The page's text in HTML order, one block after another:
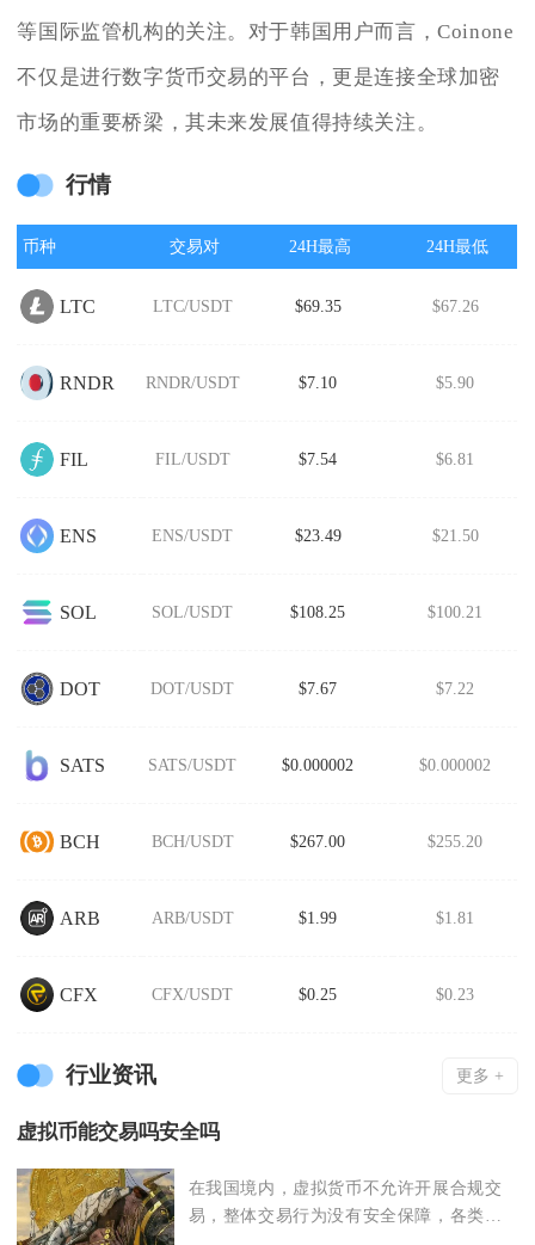
等国际监管机构的关注。对于韩国用户而言，Coinone
不仅是进行数字货币交易的平台，更是连接全球加密
市场的重要桥梁，其未来发展值得持续关注。
行情
币种 交易对 24H最高 24H最低
LTC LTC/USDT $69.35 $67.26
RNDR RNDR/USDT $7.10 $5.90
FIL FIL/USDT $7.54 $6.81
ENS ENS/USDT $23.49 $21.50
SOL SOL/USDT $108.25 $100.21
DOT DOT/USDT $7.67 $7.22
SATS SATS/USDT $0.000002 $0.000002
BCH BCH/USDT $267.00 $255.20
ARB ARB/USDT $1.99 $1.81
CFX CFX/USDT $0.25 $0.23
行业资讯 更多 +
虚拟币能交易吗安全吗
在我国境内，虚拟货币不允许开展合规交
易，整体交易行为没有安全保障，各类币